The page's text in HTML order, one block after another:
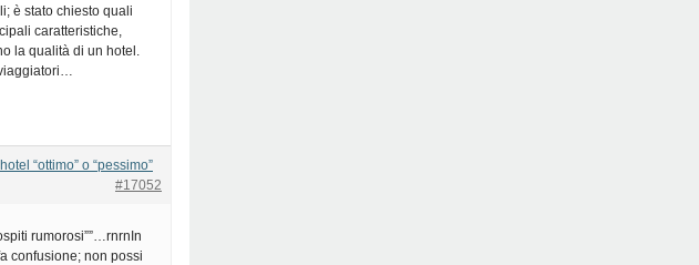
è stato chiesto quali
caratteristiche,
la qualità di un hotel.
“ottimo” o “pessimo”
#17052
rumorosi””…rnrnIn
confusione; non possi